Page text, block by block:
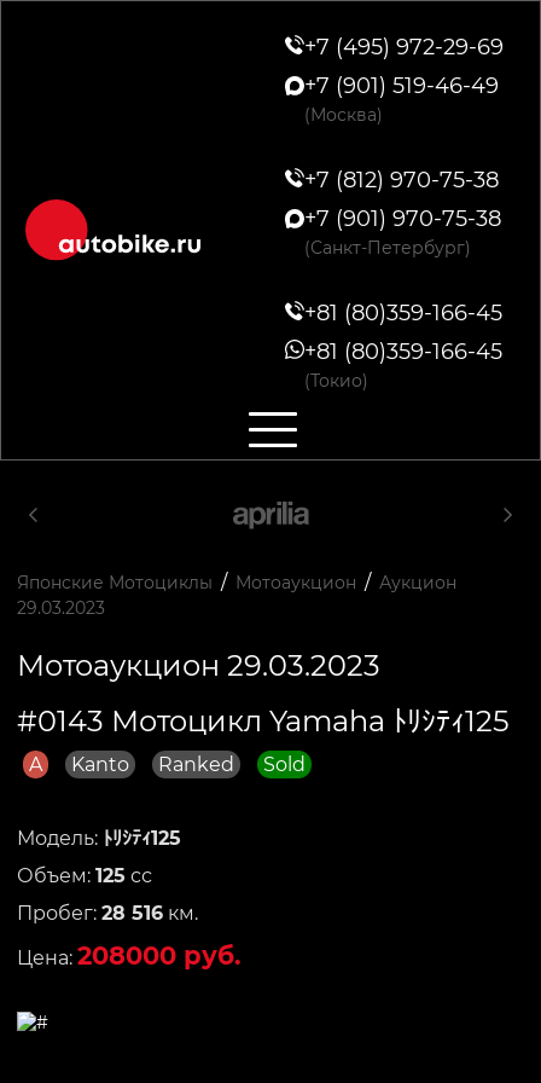
+7 (495) 972-29-69
+7 (901) 519-46-49
(Москва)
+7 (812) 970-75-38
+7 (901) 970-75-38
(Санкт-Петербург)
+81 (80)359-166-45
+81 (80)359-166-45
(Токио)
Японские Мотоциклы / Мотоаукцион / Аукцион
29.03.2023
Мотоаукцион 29.03.2023
#0143 Мотоцикл Yamaha ﾄﾘｼﾃｨ125
A Kanto Ranked Sold
Модель: ﾄﾘｼﾃｨ125
Объем: 125 сс
Пробег: 28 516 км.
Цена: 208000 руб.